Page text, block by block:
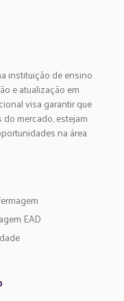
instituição de ensino
e atualização em
visa garantir que
mercado, estejam
na área.
EAD